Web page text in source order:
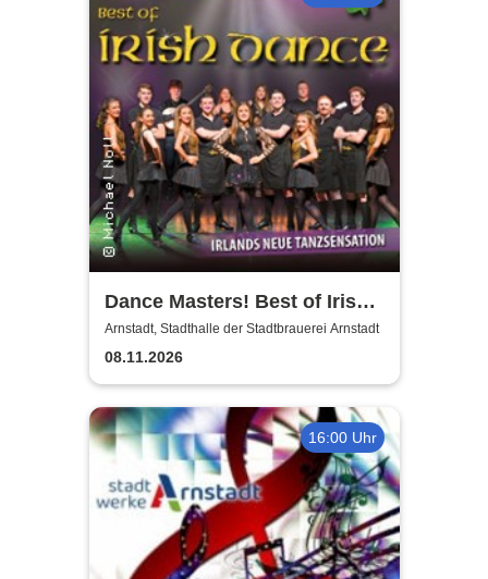
Dance Masters! Best of Irish
Dance
Arnstadt, Stadthalle der Stadtbrauerei Arnstadt
08.11.2026
16:00 Uhr